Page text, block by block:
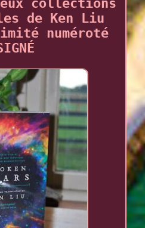
Deux collections
de Ken Liu
numéroté